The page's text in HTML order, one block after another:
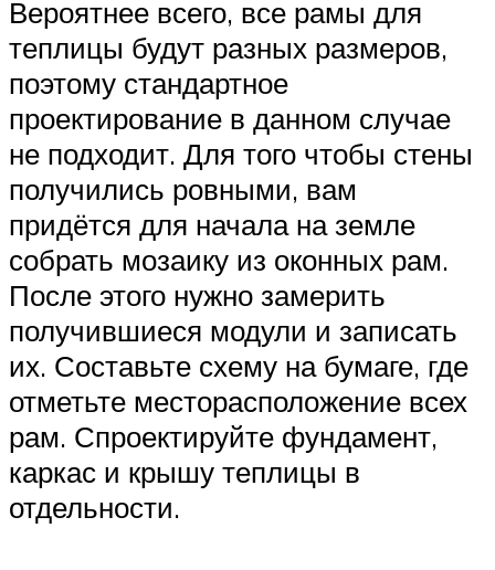
Вероятнее всего, все рамы для
теплицы будут разных размеров,
поэтому стандартное
проектирование в данном случае
не подходит. Для того чтобы стены
получились ровными, вам
придётся для начала на земле
собрать мозаику из оконных рам.
После этого нужно замерить
получившиеся модули и записать
их. Составьте схему на бумаге, где
отметьте месторасположение всех
рам. Спроектируйте фундамент,
каркас и крышу теплицы в
отдельности.